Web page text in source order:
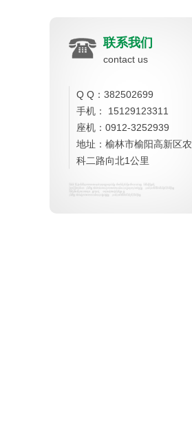
联系我们
contact us
Q Q：382502699
手机： 15129123311
座机：0912-3252939
地址：榆林市榆阳高新区农
科二路向北1公里